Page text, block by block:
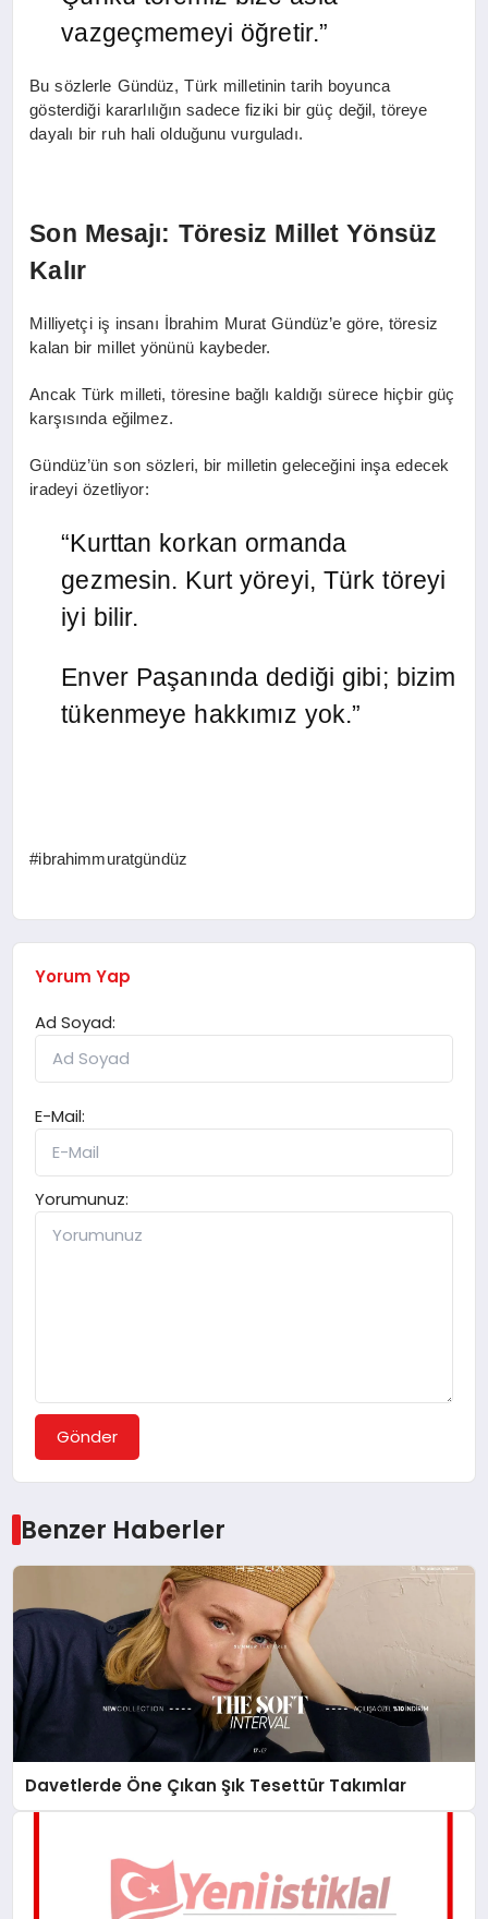
vazgeçmemeyi öğretir.”
Bu sözlerle Gündüz, Türk milletinin tarih boyunca
gösterdiği kararlılığın sadece fiziki bir güç değil, töreye
dayalı bir ruh hali olduğunu vurguladı.
Son Mesajı: Töresiz Millet Yönsüz
Kalır
Milliyetçi iş insanı İbrahim Murat Gündüz’e göre, töresiz
kalan bir millet yönünü kaybeder.
Ancak Türk milleti, töresine bağlı kaldığı sürece hiçbir güç
karşısında eğilmez.
Gündüz’ün son sözleri, bir milletin geleceğini inşa edecek
iradeyi özetliyor:
“Kurttan korkan ormanda
gezmesin. Kurt yöreyi, Türk töreyi
iyi bilir.
Enver Paşanında dediği gibi; bizim
tükenmeye hakkımız yok.”
#ibrahimmuratgündüz
Yorum Yap
Ad Soyad:
E-Mail:
Yorumunuz:
Gönder
Benzer Haberler
Davetlerde Öne Çıkan Şık Tesettür Takımlar